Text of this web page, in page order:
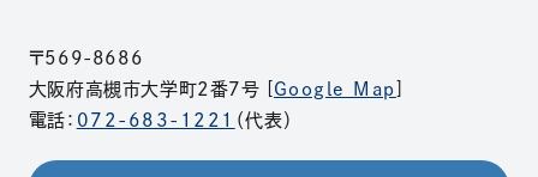
〒569-8686
大阪府高槻市大学町2番7号 [ Google Map
電話： 072-683-1221 （代表）